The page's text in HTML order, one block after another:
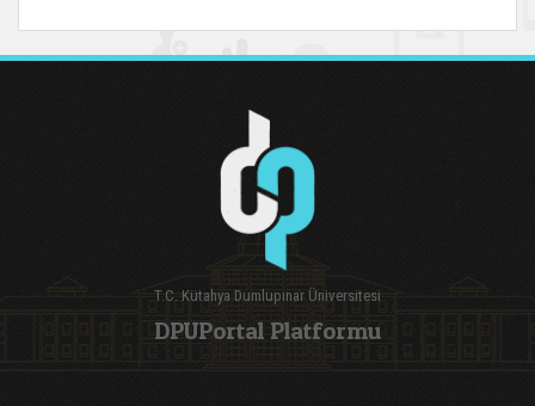
T.C. Kütahya Dumlupınar Üniversitesi
DPUPortal Platformu